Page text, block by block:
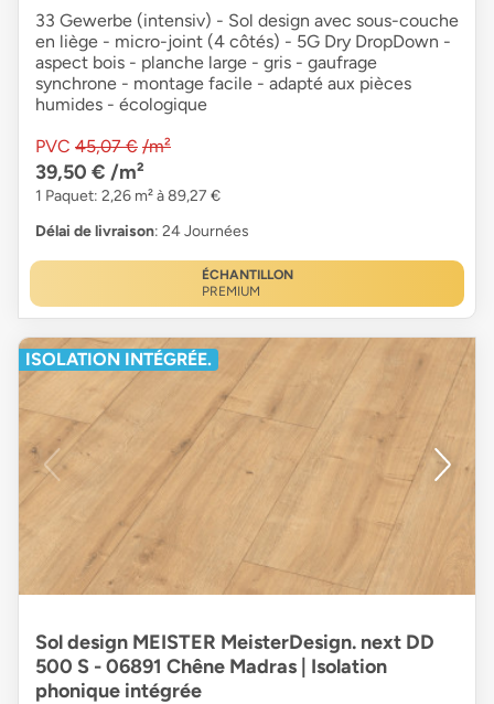
33 Gewerbe (intensiv) - Sol design avec sous-couche
en liège - micro-joint (4 côtés) - 5G Dry DropDown -
aspect bois - planche large - gris - gaufrage
synchrone - montage facile - adapté aux pièces
humides - écologique
PVC 45,07 € /m²
39,50 € /m²
1 Paquet: 2,26 m² à 89,27 €
Délai de livraison: 24 Journées
ÉCHANTILLON
PREMIUM
ISOLATION INTÉGRÉE.
Sol design MEISTER MeisterDesign. next DD
500 S - 06891 Chêne Madras | Isolation
phonique intégrée